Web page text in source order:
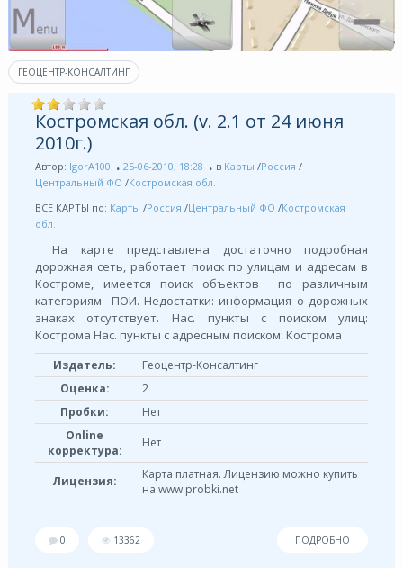
ГЕОЦЕНТР-КОНСАЛТИНГ
Костромская обл. (v. 2.1 от 24 июня
2010г.)
Автор: IgorA100 25-06-2010, 18:28 в Карты /Россия /
Центральный ФО /Костромская обл.
ВСЕ КАРТЫ по: Карты /Россия /Центральный ФО /Костромская
обл.
На карте представлена достаточно подробная
дорожная сеть, работает поиск по улицам и адресам в
Костроме, имеется поиск объектов по различным
категориям ПОИ. Недостатки: информация о дорожных
знаках отсутствует. Нас. пункты с поиском улиц:
Кострома Нас. пункты с адресным поиском: Кострома
Издатель:
Геоцентр-Консалтинг
Оценка:
2
Пробки:
Нет
Online
корректура:
Нет
Лицензия:
Карта платная. Лицензию можно купить
на www.probki.net
0 13362 ПОДРОБНО